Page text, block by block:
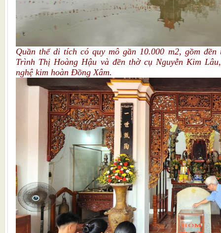
Quần thể di tích có quy mô gần 10.000 m2, gồm
Trình Thị Hoàng Hậu và đền thờ cụ Nguyễn Kim
nghệ kim hoàn Đồng Xâm.